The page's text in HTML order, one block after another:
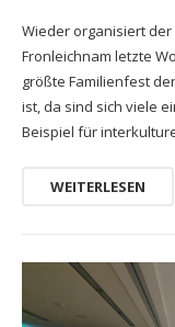
Wieder organisiert
Fronleichnam letzte
größte Familienfest
ist, da sind sich viele
Beispiel für
WEITERLESEN